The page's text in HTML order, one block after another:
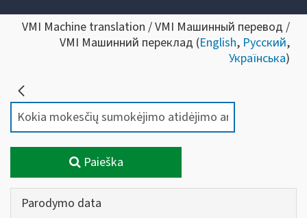
VMI Machine translation / VMI Машинный перевод /
VMI Машинний переклад (English, Русский,
Українська)
Paieška
Parodymo data